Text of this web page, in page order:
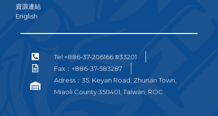
資源連結
English
Tel:+886-37-206166 #33201
Fax：+886-37-583287
Adress：35, Keyan Road, Zhunan Town,
Miaoli County 350401, Taiwan, ROC